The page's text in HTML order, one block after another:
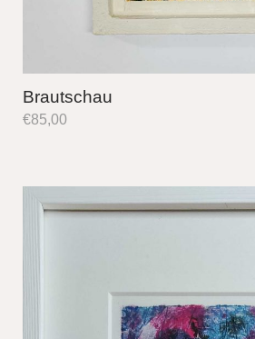
Brautschau
€85,00